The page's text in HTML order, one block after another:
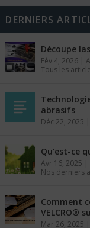
DERNIERS
Découpe
Fév 4, 2026 |
Tous les
abrasifs
Déc 22, 2025
Qu’est-ce
Avr 16, 2025 |
Nos derniers
Comment
VELCRO®
Mar 26, 2025